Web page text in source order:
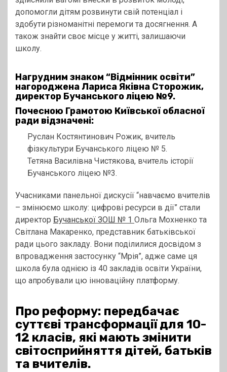
допомогли дітям розвинути свій потенціал і
здобути різноманітні перемоги та досягнення. А
також знайти своє місце у житті, залишаючи
школу.
Нагрудним знаком “Відмінник освіти”
нагороджена Лариса Яківна Сторожик,
директор Бучанського ліцею №9.
Почесною Грамотою Київської обласної
ради відзначені:
Руслан Костянтинович Рожик, вчитель
фізкультури Бучанського ліцею № 5.
Тетяна Василівна Чистякова, вчитель історії
Бучанського ліцею №3.
Учасниками панельної дискусії “навчаємо вчителів
– змінюємо школу: цифрові ресурси в дії” стали
директор Бучанської ЗОШ № 1 Ольга Мохненко та
Світлана Макаренко, представник батьківської
ради цього закладу. Вони поділилися досвідом з
впровадження застосунку “Мрія”, адже саме ця
школа була однією із 40 закладів освіти України,
що апробували цю інноваційну платформу.
Про реформу: передбачає
суттєві трансформації для 10-
12 класів, які мають змінити
світосприйняття дітей, батьків
та вчителів.